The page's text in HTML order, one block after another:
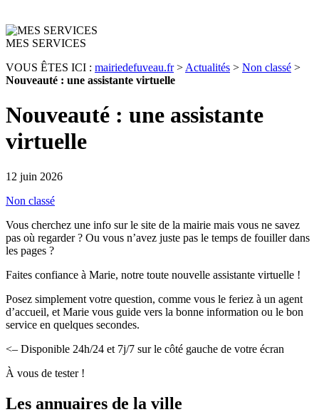
MES SERVICES
VOUS ÊTES ICI : mairiedefuveau.fr> Actualités > Non classé >
Nouveauté : une assistante virtuelle
Nouveauté : une assistante
virtuelle
12 juin 2026
Non classé
Vous cherchez une info sur le site de la mairie mais vous ne savez
pas où regarder ? Ou vous n’avez juste pas le temps de fouiller dans
les pages ?
Faites confiance à Marie, notre toute nouvelle assistante virtuelle !
Posez simplement votre question, comme vous le feriez à un agent
d’accueil, et Marie vous guide vers la bonne information ou le bon
service en quelques secondes.
<– Disponible 24h/24 et 7j/7 sur le côté gauche de votre écran
À vous de tester !
Les annuaires de la ville